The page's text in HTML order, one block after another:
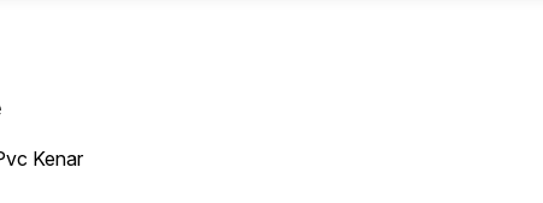
Kenar
Pervaz Hotmelt Tutkalı